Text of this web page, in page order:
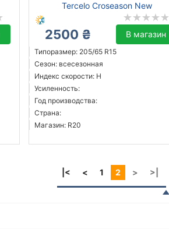
Tercelo Croseason New
2500 ₴ В магазин
Типоразмер: 205/65 R15
Сезон: всесезонная
Индекс скорости: H
Усиленность:
Год производства:
Страна:
Магазин: R20
|< < 1 2 > >|